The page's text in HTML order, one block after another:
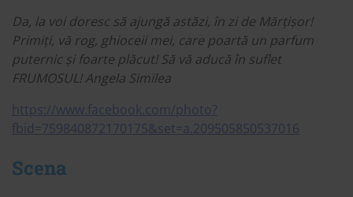
Da, la voi doresc să ajungă astăzi, în zi de Mărțișor!
Primiți, vă rog, ghioceii mei, care poartă un parfum
puternic și foarte plăcut! Să vă aducă în suflet
FRUMOSUL! Angela Similea
https://www.facebook.com/photo?
fbid=759840872170175&set=a.209505850537016
Scena